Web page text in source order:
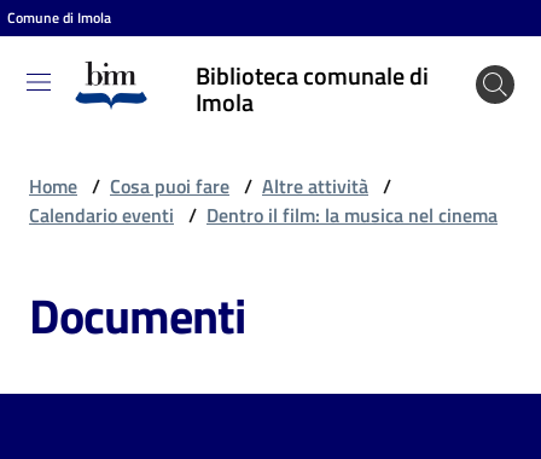
Vai al contenuto
Vai alla navigazione
Vai al footer
Comune di Imola
Biblioteca comunale di
Imola
Biblioteca
comunale
puoi
Home / Cosa puoi fare / Altre attività /
Calendario eventi / Dentro il film: la musica nel cinema
Documenti